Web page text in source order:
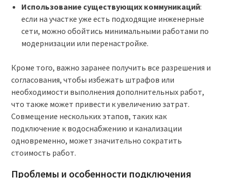
Использование существующих коммуникаций:
если на участке уже есть подходящие инженерные
сети, можно обойтись минимальными работами по
модернизации или перенастройке.
Кроме того, важно заранее получить все разрешения и
согласования, чтобы избежать штрафов или
необходимости выполнения дополнительных работ,
что также может привести к увеличению затрат.
Совмещение нескольких этапов, таких как
подключение к водоснабжению и канализации
одновременно, может значительно сократить
стоимость работ.
Проблемы и особенности подключения